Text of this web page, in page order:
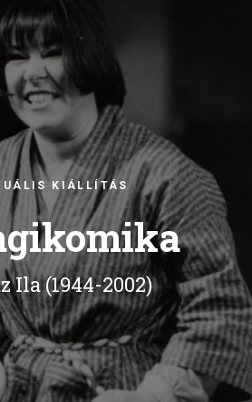
KIÁLLÍTÁS
Ila (1944-2002)